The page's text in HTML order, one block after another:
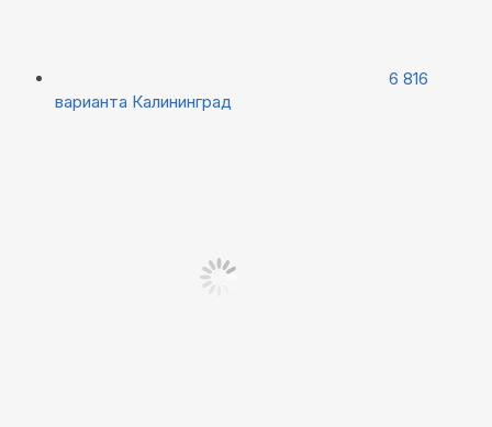
6 816
варианта Калининград